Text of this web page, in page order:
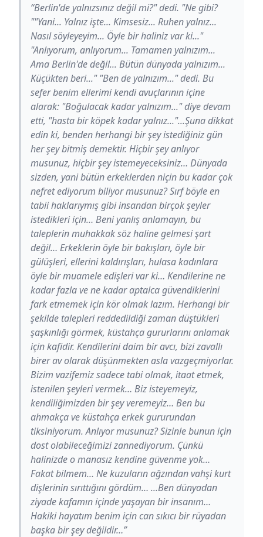
“Berlin'de yalnızsınız değil mi?" dedi. "Ne gibi?
""Yani... Yalnız işte... Kimsesiz... Ruhen yalnız...
Nasıl söyleyeyim... Öyle bir haliniz var ki..."
"Anlıyorum, anlıyorum... Tamamen yalnızım...
Ama Berlin'de değil... Bütün dünyada yalnızım...
Küçükten beri..." "Ben de yalnızım..." dedi. Bu
sefer benim ellerimi kendi avuçlarının içine
alarak: "Boğulacak kadar yalnızım..." diye devam
etti, "hasta bir köpek kadar yalnız..."...Şuna dikkat
edin ki, benden herhangi bir şey istediğiniz gün
her şey bitmiş demektir. Hiçbir şey anlıyor
musunuz, hiçbir şey istemeyeceksiniz… Dünyada
sizden, yani bütün erkeklerden niçin bu kadar çok
nefret ediyorum biliyor musunuz? Sırf böyle en
tabii haklarıymış gibi insandan birçok şeyler
istedikleri için… Beni yanlış anlamayın, bu
taleplerin muhakkak söz haline gelmesi şart
değil… Erkeklerin öyle bir bakışları, öyle bir
gülüşleri, ellerini kaldırışları, hulasa kadınlara
öyle bir muamele edişleri var ki… Kendilerine ne
kadar fazla ve ne kadar aptalca güvendiklerini
fark etmemek için kör olmak lazım. Herhangi bir
şekilde talepleri reddedildiği zaman düştükleri
şaşkınlığı görmek, küstahça gururlarını anlamak
için kafidir. Kendilerini daim bir avcı, bizi zavallı
birer av olarak düşünmekten asla vazgeçmiyorlar.
Bizim vazifemiz sadece tabi olmak, itaat etmek,
istenilen şeyleri vermek… Biz isteyemeyiz,
kendiliğimizden bir şey veremeyiz… Ben bu
ahmakça ve küstahça erkek gururundan
tiksiniyorum. Anlıyor musunuz? Sizinle bunun için
dost olabileceğimizi zannediyorum. Çünkü
halinizde o manasız kendine güvenme yok…
Fakat bilmem… Ne kuzuların ağzından vahşi kurt
dişlerinin sırıttığını gördüm… ...Ben dünyadan
ziyade kafamın içinde yaşayan bir insanım…
Hakiki hayatım benim için can sıkıcı bir rüyadan
başka bir şey değildir…”